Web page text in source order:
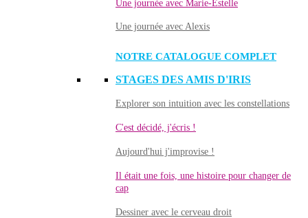
Une journée avec Marie-Estelle
Une journée avec Alexis
NOTRE CATALOGUE COMPLET
STAGES DES AMIS D'IRIS
Explorer son intuition avec les constellations
C'est décidé, j'écris !
Aujourd'hui j'improvise !
Il était une fois, une histoire pour changer de
cap
Dessiner avec le cerveau droit